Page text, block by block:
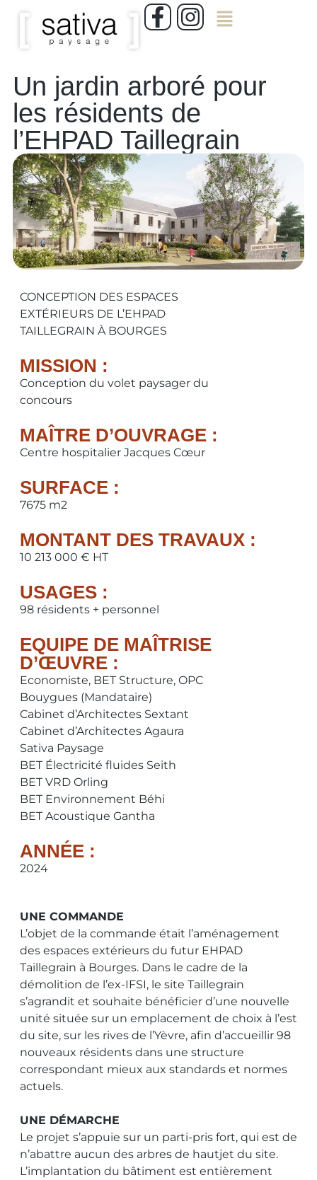
Un jardin arboré pour
les résidents de
l’EHPAD Taillegrain
CONCEPTION DES ESPACES
EXTÉRIEURS DE L’EHPAD
TAILLEGRAIN À BOURGES
MISSION :
Conception du volet paysager du
concours
MAÎTRE D’OUVRAGE :
Centre hospitalier Jacques Cœur
SURFACE :
7675 m2
MONTANT DES TRAVAUX :
10 213 000 € HT
USAGES :
98 résidents + personnel
EQUIPE DE MAÎTRISE
D’ŒUVRE :
Economiste, BET Structure, OPC
Bouygues (Mandataire)
Cabinet d’Architectes Sextant
Cabinet d’Architectes Agaura
Sativa Paysage
BET Électricité fluides Seith
BET VRD Orling
BET Environnement Béhi
BET Acoustique Gantha
ANNÉE :
2024
UNE COMMANDE
L’objet de la commande était l’aménagement
des espaces extérieurs du futur EHPAD
Taillegrain à Bourges. Dans le cadre de la
démolition de l’ex-IFSI, le site Taillegrain
s’agrandit et souhaite bénéficier d’une nouvelle
unité située sur un emplacement de choix à l’est
du site, sur les rives de l’Yèvre, afin d’accueillir 98
nouveaux résidents dans une structure
correspondant mieux aux standards et normes
actuels.
UNE DÉMARCHE
Le projet s’appuie sur un parti-pris fort, qui est de
n’abattre aucun des arbres de hautjet du site.
L’implantation du bâtiment est entièrement